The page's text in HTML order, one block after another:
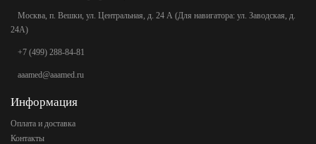
Москва, п. Вешки, ул. Центральная, д. 24 А (Для навигатора: ул. Заводская, д.
24А)
+7 (499) 288-84-81
aaamed@aaamed.ru
Информация
Оплата и доставка
Контакты